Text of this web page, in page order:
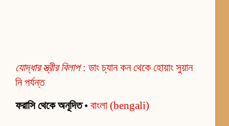
যোদ্ধার স্ত্রীর বিলাপ: ডাং চ্যান কন থেকে হোয়াং সুয়ান
নি পর্যন্ত
ফরাসি থেকে অনূদিত• বাংলা (bengali)